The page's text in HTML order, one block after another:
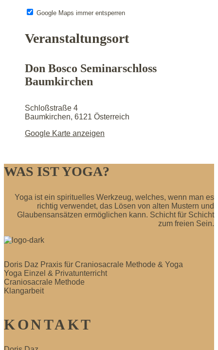
Google Maps immer entsperren
Veranstaltungsort
Don Bosco Seminarschloss
Baumkirchen
Schloßstraße 4
Baumkirchen, 6121 Österreich
Google Karte anzeigen
WAS IST YOGA?
Yoga ist ein spirituelles Werkzeug, welches, wenn man es
richtig verwendet, das Lösen von alten Mustern und
Glaubensansätzen ermöglichen kann. Schicht für Schicht
zum freien Sein.
Doris Daz Praxis für Craniosacrale Methode & Yoga
Yoga Einzel & Privatunterricht
Craniosacrale Methode
Klangarbeit
KONTAKT